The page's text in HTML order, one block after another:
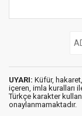
UYARI: Küfür,
içeren, imla kuralları
Türkçe karakter
onaylanmamaktadır.